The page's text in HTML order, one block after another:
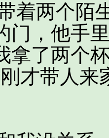
两个陌生
门，他手
拿了两个
才带人来